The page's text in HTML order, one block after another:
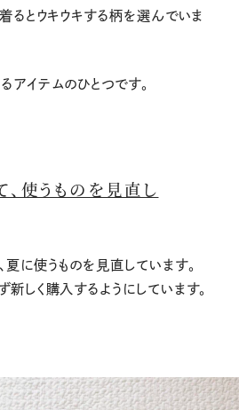
るとウキウキする柄を選んでいま
アイテムのひとつです。
、使うものを見直し
に使うものを見直しています。
しく購入するようにしています。